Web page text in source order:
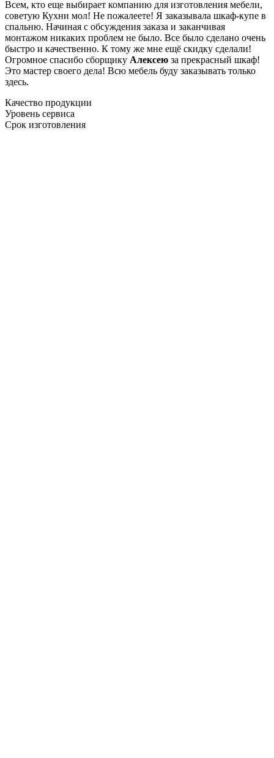
Всем, кто еще выбирает компанию для изготовления мебели,
советую Кухни мол! Не пожалеете! Я заказывала шкаф-купе в
спальню. Начиная с обсуждения заказа и заканчивая
монтажом никаких проблем не было. Все было сделано очень
быстро и качественно. К тому же мне ещё скидку сделали!
Огромное спасибо сборщику Алексею за прекрасный шкаф!
Это мастер своего дела! Всю мебель буду заказывать только
здесь.
Качество продукции
Уровень сервиса
Срок изготовления